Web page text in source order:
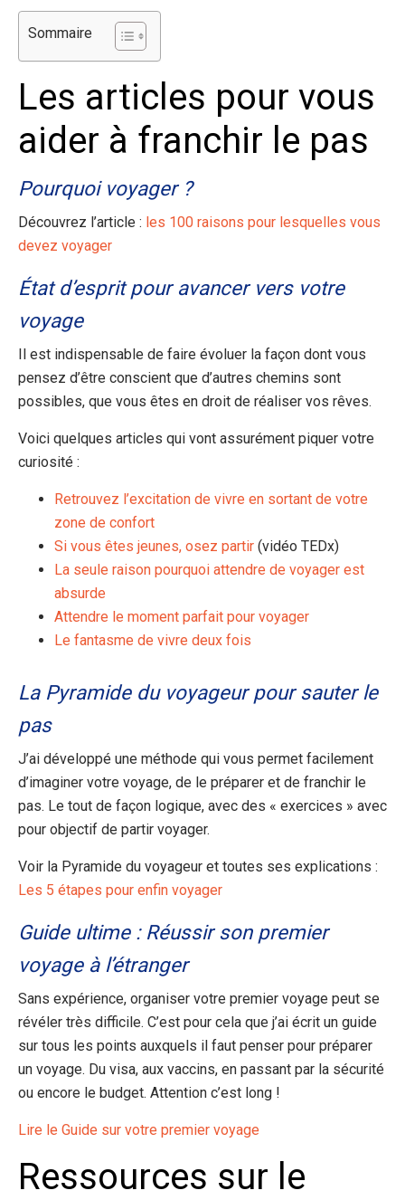
Sommaire
Les articles pour vous
aider à franchir le pas
Pourquoi voyager ?
Découvrez l’article : les 100 raisons pour lesquelles vous
devez voyager
État d’esprit pour avancer vers votre
voyage
Il est indispensable de faire évoluer la façon dont vous
pensez d’être conscient que d’autres chemins sont
possibles, que vous êtes en droit de réaliser vos rêves.
Voici quelques articles qui vont assurément piquer votre
curiosité :
Retrouvez l’excitation de vivre en sortant de votre
zone de confort
Si vous êtes jeunes, osez partir (vidéo TEDx)
La seule raison pourquoi attendre de voyager est
absurde
Attendre le moment parfait pour voyager
Le fantasme de vivre deux fois
La Pyramide du voyageur pour sauter le
pas
J’ai développé une méthode qui vous permet facilement
d’imaginer votre voyage, de le préparer et de franchir le
pas. Le tout de façon logique, avec des « exercices » avec
pour objectif de partir voyager.
Voir la Pyramide du voyageur et toutes ses explications :
Les 5 étapes pour enfin voyager
Guide ultime : Réussir son premier
voyage à l’étranger
Sans expérience, organiser votre premier voyage peut se
révéler très difficile. C’est pour cela que j’ai écrit un guide
sur tous les points auxquels il faut penser pour préparer
un voyage. Du visa, aux vaccins, en passant par la sécurité
ou encore le budget. Attention c’est long !
Lire le Guide sur votre premier voyage
Ressources sur le